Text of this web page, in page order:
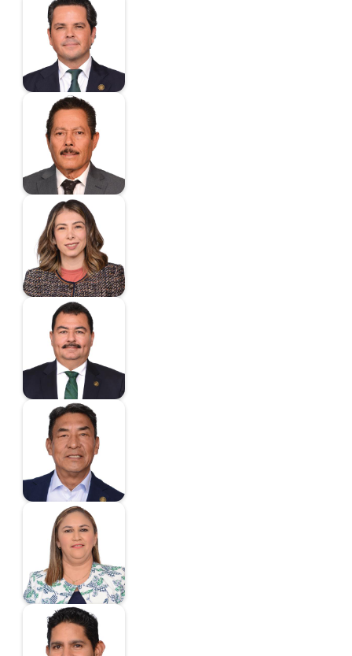
Gallardo García
Fausto
Diputado
Gallardo Juárez
Ricardo
Diputado
Gonzalez Flandez
Deliamaria
Diputada
Guevara Garza Carlos
Alberto
Diputado
Hernández Pérez
José Luis
Diputado
Hernández
Rodríguez Blanca
Estela
Diputada
Herrera Borunda
Javier Octavio